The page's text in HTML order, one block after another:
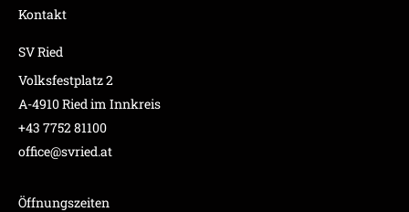
Kontakt
SV Ried
Volksfestplatz 2
A-4910 Ried im Innkreis
+43 7752 81100
office@svried.at
Öffnungszeiten